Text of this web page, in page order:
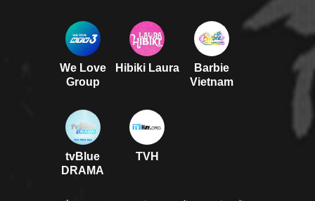
We Love
Group
Hibiki Laura
Barbie
Vietnam
tvBlue
DRAMA
TVH